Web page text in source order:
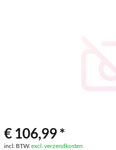
€ 106,99 *
incl. BTW. excl. verzendkosten